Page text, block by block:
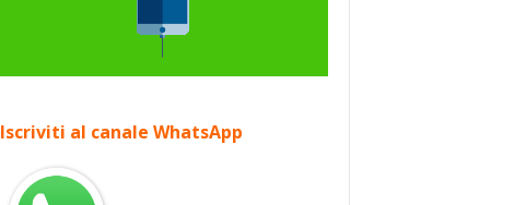
Iscriviti al canale WhatsApp